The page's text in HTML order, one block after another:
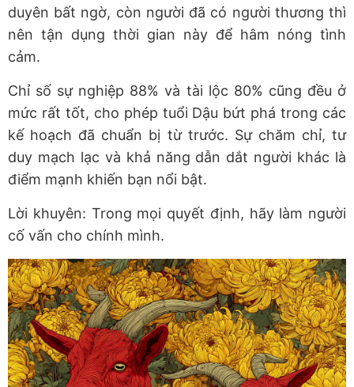
duyên bất ngờ, còn người đã có người thương thì
nên tận dụng thời gian này để hâm nóng tình
cảm.
Chỉ số sự nghiệp 88% và tài lộc 80% cũng đều ở
mức rất tốt, cho phép tuổi Dậu bứt phá trong các
kế hoạch đã chuẩn bị từ trước. Sự chăm chỉ, tư
duy mạch lạc và khả năng dẫn dắt người khác là
điểm mạnh khiến bạn nổi bật.
Lời khuyên: Trong mọi quyết định, hãy làm người
cố vấn cho chính mình.